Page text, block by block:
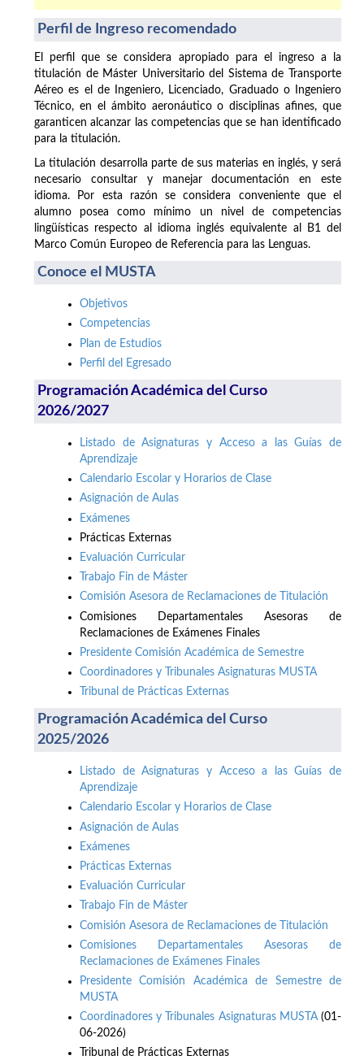
Perfil de Ingreso recomendado
El perfil que se considera apropiado para el ingreso a la
titulación de Máster Universitario del Sistema de Transporte
Aéreo es el de Ingeniero, Licenciado, Graduado o Ingeniero
Técnico, en el ámbito aeronáutico o disciplinas afines, que
garanticen alcanzar las competencias que se han identificado
para la titulación.
La titulación desarrolla parte de sus materias en inglés, y será
necesario consultar y manejar documentación en este
idioma. Por esta razón se considera conveniente que el
alumno posea como mínimo un nivel de competencias
lingüísticas respecto al idioma inglés equivalente al B1 del
Marco Común Europeo de Referencia para las Lenguas.
Conoce el MUSTA
Objetivos
Competencias
Plan de Estudios
Perfil del Egresado
Programación Académica del Curso
2026/2027
Listado de Asignaturas y Acceso a las Guías de
Aprendizaje
Calendario Escolar y Horarios de Clase
Asignación de Aulas
Exámenes
Prácticas Externas
Evaluación Curricular
Trabajo Fin de Máster
Comisión Asesora de Reclamaciones de Titulación
Comisiones Departamentales Asesoras de
Reclamaciones de Exámenes Finales
Presidente Comisión Académica de Semestre
Coordinadores y Tribunales Asignaturas MUSTA
Tribunal de Prácticas Externas
Programación Académica del Curso
2025/2026
Listado de Asignaturas y Acceso a las Guías de
Aprendizaje
Calendario Escolar y Horarios de Clase
Asignación de Aulas
Exámenes
Prácticas Externas
Evaluación Curricular
Trabajo Fin de Máster
Comisión Asesora de Reclamaciones de Titulación
Comisiones Departamentales Asesoras de
Reclamaciones de Exámenes Finales
Presidente Comisión Académica de Semestre de
MUSTA
Coordinadores y Tribunales Asignaturas MUSTA(01-
06-2026)
Tribunal de Prácticas Externas